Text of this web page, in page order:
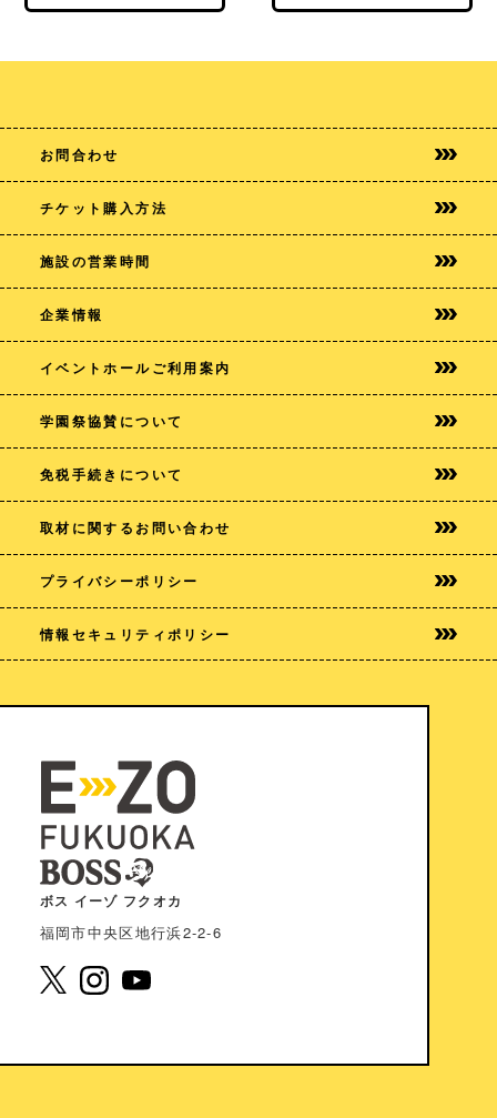
ボス イーゾ フクオカ
福岡市中央区地⾏浜2-2-6
お問合わせ
チケット購入方法
施設の営業時間
企業情報
イベントホールご利用案内
学園祭協賛について
免税手続きについて
取材に関するお問い合わせ
プライバシーポリシー
情報セキュリティポリシー